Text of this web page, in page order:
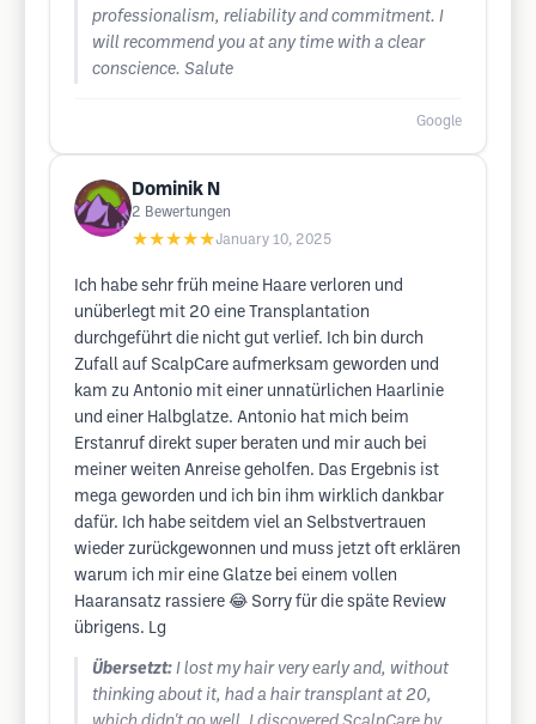
professionalism, reliability and commitment. I
will recommend you at any time with a clear
conscience. Salute
Google
Dominik N
2 Bewertungen
★★★★★January 10, 2025
Ich habe sehr früh meine Haare verloren und
unüberlegt mit 20 eine Transplantation
durchgeführt die nicht gut verlief. Ich bin durch
Zufall auf ScalpCare aufmerksam geworden und
kam zu Antonio mit einer unnatürlichen Haarlinie
und einer Halbglatze. Antonio hat mich beim
Erstanruf direkt super beraten und mir auch bei
meiner weiten Anreise geholfen. Das Ergebnis ist
mega geworden und ich bin ihm wirklich dankbar
dafür. Ich habe seitdem viel an Selbstvertrauen
wieder zurückgewonnen und muss jetzt oft erklären
warum ich mir eine Glatze bei einem vollen
Haaransatz rassiere 😂 Sorry für die späte Review
übrigens. Lg
Übersetzt: I lost my hair very early and, without
thinking about it, had a hair transplant at 20,